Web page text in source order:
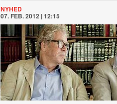
NYHED
07. FEB. 2012 | 12:15